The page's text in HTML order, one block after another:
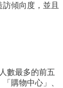
傾向度，並且
數最多的前五
購物中心」、